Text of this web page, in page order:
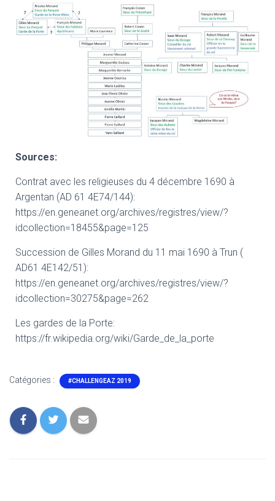
Sources:
Contrat avec les religieuses du 4 décembre 1690 à
Argentan (AD 61 4E74/144):
https://en.geneanet.org/archives/registres/view/?
idcollection=18455&page=125
Succession de Gilles Morand du 11 mai 1690 à Trun (
AD61 4E142/51):
https://en.geneanet.org/archives/registres/view/?
idcollection=30275&page=262
Les gardes de la Porte:
https://fr.wikipedia.org/wiki/Garde_de_la_porte
Catégories : #CHALLENGEAZ 2019